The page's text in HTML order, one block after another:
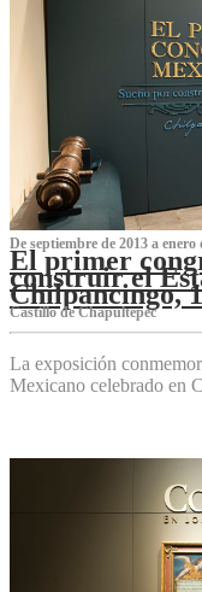
De septiembre de 2013 a enero
El primer
construir el
Chilpancingo,
Castillo de Chapultepec
La exposición
Mexicano celebrado en